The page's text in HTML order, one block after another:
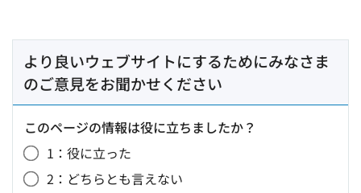
より良いウェブサイトにするためにみなさま
のご意見をお聞かせください
このページの情報は役に立ちましたか？
1：役に立った
2：どちらとも言えない